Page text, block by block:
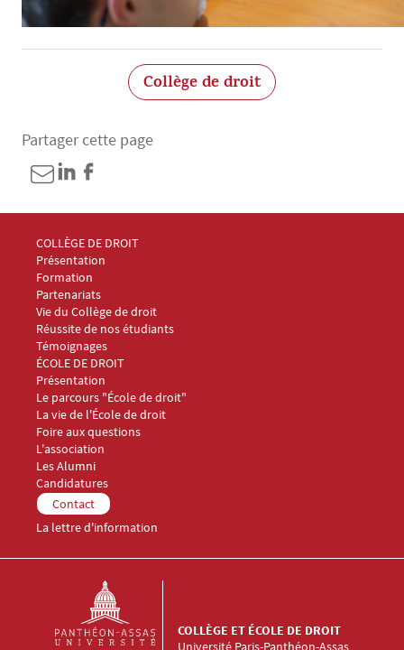
Collège de droit
Partager cette page
Menu Footer Collège et École de droit 1
COLLÈGE DE DROIT
Présentation
Formation
Partenariats
Vie du Collège de droit
Réussite de nos étudiants
Témoignages
Menu Footer Collège et École de droit 2
ÉCOLE DE DROIT
Présentation
Le parcours "École de droit"
La vie de l'École de droit
Foire aux questions
Menu Footer Collège et École de droit 3
L'association
Les Alumni
Menu Footer Collège et École de droit 4
Candidatures
Menu Footer Collège et École de droit 5
Contact
La lettre d'information
Université Paris-Panthéon-Assas
COLLÈGE ET ÉCOLE DE DROIT